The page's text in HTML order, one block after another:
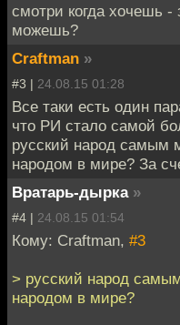
смотри когда хочешь
можешь?
Craftman »
#3 | 24.08.15 01:28
Все таки есть один
что РИ стало самой
русский народ самым
народом в мире? За
Вратарь-дырка »
#4 | 24.08.15 01:54
Кому: Craftman, #3
> русский народ
народом в мире?